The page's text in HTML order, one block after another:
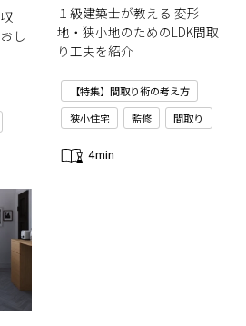
し
１級建築士が教える 変形
地・狭小地のためのLDK間取
り工夫を紹介
【特集】間取り術の考え方
狭小住宅
監修 間取り
4min